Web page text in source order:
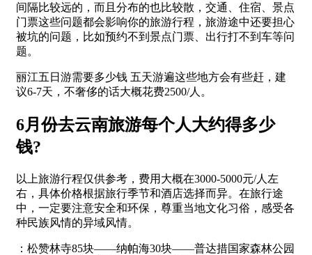
间隔比较远的，而且分布的也比较散，交通、住宿、景点
门票这些问题都会影响你的旅游行程，旅游途中还要担心
被坑的问题，比如预约不到景点门票、出行打不到车等问
题。
丽江五日游需要多少钱 五天游遍这些地方会有些赶，建
议6-7天，不奢侈的话大概花费2500/人。
6月份去云南旅游每个人大约得多少
钱?
以上旅游行程仅供参考，费用大概在3000-5000元/人左
右，具体价格根据旅行季节和酒店选择而异。在旅行途
中，一定要注意安全和环保，尊重当地文化习俗，感受各
种民族风情的异域风情。
：松赞林寺85块——纳帕海30块——普达措国家森林公园